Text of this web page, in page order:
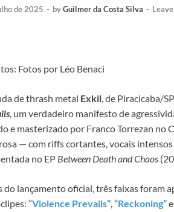
de 2025 - byGuilmer da Costa Silva -
Fotos por Léo Benaci
de thrash metal Exkil, de Piracicaba/
, um verdadeiro manifesto de
e masterizado por Franco Torrezan no
— com riffs cortantes, vocais
no EP Between Death and Chaos
do lançamento oficial, três faixas foram
“Violence Prevails”,“Reckoning”e